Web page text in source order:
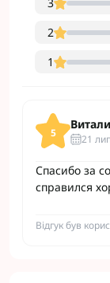
2
1
5 21
Спасибо за
справился
Відгук був